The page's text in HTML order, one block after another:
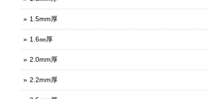
1.5mm厚
1.6㎜厚
2.0mm厚
2.2mm厚